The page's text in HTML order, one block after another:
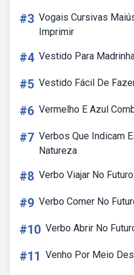
#3 Vogais Cursivas
Imprimir
#4 Vestido Para
#5 Vestido Fácil De
#6 Vermelho E Azul
#7 Verbos Que Indicam
Natureza
#8 Verbo Viajar No Futuro
#9 Verbo Comer No
#10 Verbo Abrir No
#11 Venho Por Meio